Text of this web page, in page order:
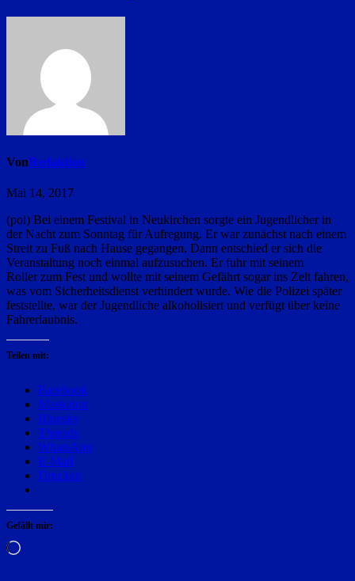
VonRedaktion
Mai 14, 2017
(pol) Bei einem Festival in Neukirchen sorgte ein Jugendlicher in
der Nacht zum Sonntag für Aufregung. Er war zunächst nach einem
Streit zu Fuß nach Hause gegangen. Dann entschied er sich die
Veranstaltung noch einmal aufzusuchen. Er fuhr mit seinem
Roller zum Fest und wollte mit seinem Gefährt sogar ins Zelt fahren,
was vom Sicherheitsdienst verhindert wurde. Wie die Polizei später
feststellte, war der Jugendliche alkoholisiert und verfügt über keine
Fahrerlaubnis.
Teilen mit:
Facebook
Mastodon
Bluesky
Threads
WhatsApp
E-Mail
Drucken
Gefällt mir:
Wird